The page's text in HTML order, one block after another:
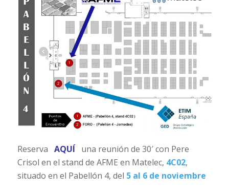
Reserva AQUÍ
una reunión de 30′ con Pere
Crisol en el stand de AFME en Matelec, 4C02,
situado en el Pabellón 4, del 5 al 6 de noviembre